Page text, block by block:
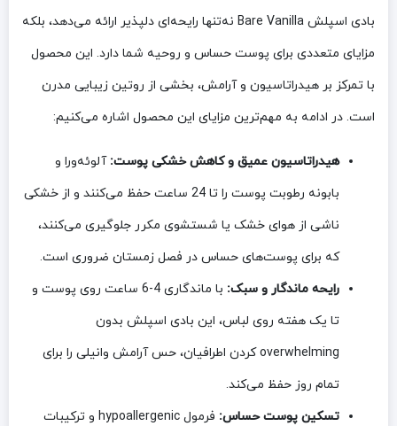
بادی اسپلش Bare Vanilla نه‌تنها رایحه‌ای دلپذیر ارائه می‌دهد، بلکه
مزایای متعددی برای پوست حساس و روحیه شما دارد. این محصول
با تمرکز بر هیدراتاسیون و آرامش، بخشی از روتین زیبایی مدرن
است. در ادامه به مهم‌ترین مزایای این محصول اشاره می‌کنیم:
هیدراتاسیون عمیق و کاهش خشکی پوست: آلوئه‌ورا و
بابونه رطوبت پوست را تا 24 ساعت حفظ می‌کنند و از خشکی
ناشی از هوای خشک یا شستشوی مکرر جلوگیری می‌کنند،
که برای پوست‌های حساس در فصل زمستان ضروری است.
رایحه ماندگار و سبک:
با ماندگاری 4-6 ساعت روی پوست و
تا یک هفته روی لباس، این بادی اسپلش بدون
overwhelming کردن اطرافیان، حس آرامش وانیلی را برای
تمام روز حفظ می‌کند.
تسکین پوست حساس:
فرمول hypoallergenic و ترکیبات